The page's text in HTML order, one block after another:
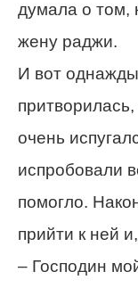
думала о том,
жену раджи.
И вот
очень
испробовали
помогло.
прийти к ней
– Господин